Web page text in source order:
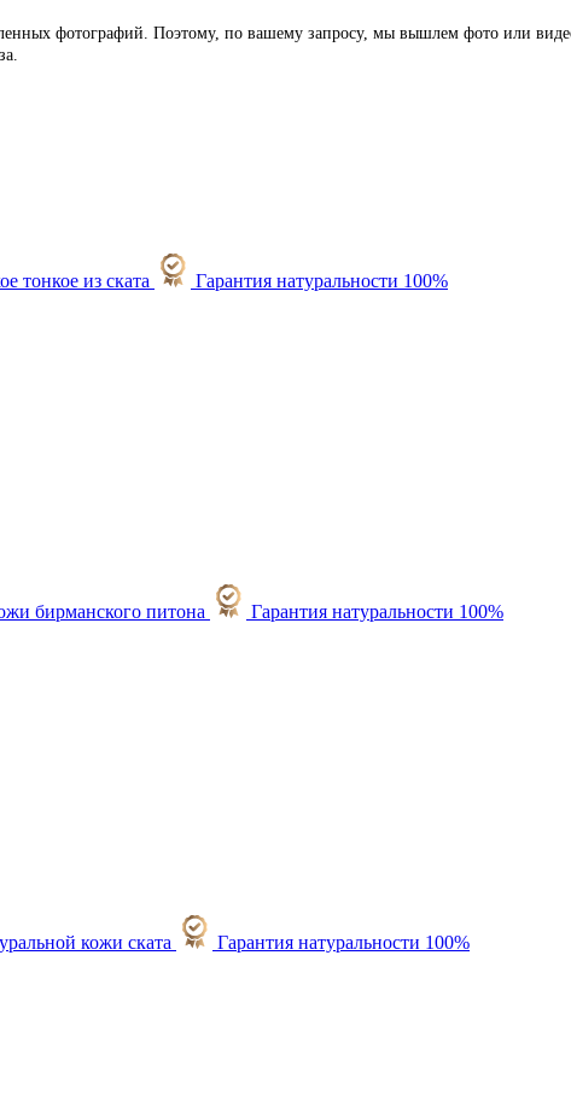
фотографий. Поэтому, по вашему запросу, мы вышлем фото или
Гарантия натуральности 100%
Гарантия натуральности 100%
Гарантия натуральности 100%